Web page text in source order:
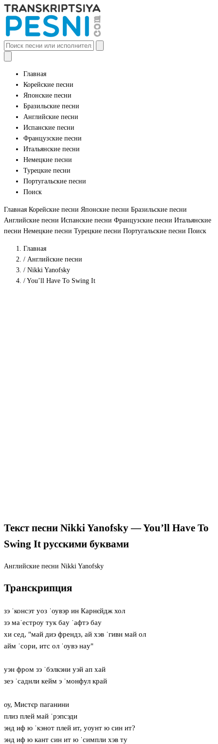
Главная
Корейские песни
Японские песни
Бразильские песни
Английские песни
Испанские песни
Французские песни
Итальянские песни
Немецкие песни
Турецкие песни
Португальские песни
Поиск
Главная Корейские песни Японские песни Бразильские песни
Английские песни Испанские песни Французские песни Итальянские
песни Немецкие песни Турецкие песни Португальские песни Поиск
Главная
/ Английские песни
/ Nikki Yanofsky
/ You’ll Have To Swing It
Текст песни Nikki Yanofsky — You’ll Have To
Swing It русскими буквами
Английские песни Nikki Yanofsky
Транскрипция
зэ ˈконсэт уоз ˈоувэр ин Карнєйдж хол
зэ маˈестроу тук бaу ˈафтэ бaу
хи сед, "май диэ френдз, ай хэв ˈгивн май ол
айм ˈсори, итс ол ˈоувэ нaу"
уэн фром зэ ˈбэлкэни уэй ап хай
зеэ ˈсаднли кейм э ˈмонфул край
оу, Мистєр паганини
плиз плей май ˈрэпсэди
энд иф ю ˈкэнот плей ит, уоунт ю син ит?
энд иф ю кант син ит ю ˈсимпли хэв ту